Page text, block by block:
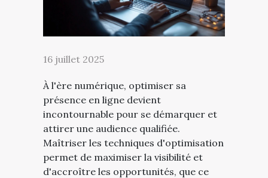
16 juillet 2025
À l'ère numérique, optimiser sa
présence en ligne devient
incontournable pour se démarquer et
attirer une audience qualifiée.
Maîtriser les techniques d'optimisation
permet de maximiser la visibilité et
d'accroître les opportunités, que ce